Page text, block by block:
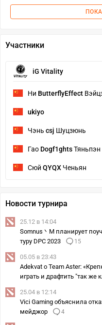
Участники
iG Vitality
Ни ButterflyEffect
ukiyo
Чэнь csj Шуцзюнь
Гао Dogf1ghtsТяньпэн
Сюй QYQX Ченьян
Новости турнира
25.12 в 14:04
Somnus丶M планирует
туру DPC 2023
15
05.05 в 23:43
Adekvat о Team Aster:
играть и драфтить "так же
25.04 в 12:14
Vici Gaming объяснила
мейджор
4